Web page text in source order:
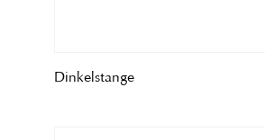
Dinkelstange